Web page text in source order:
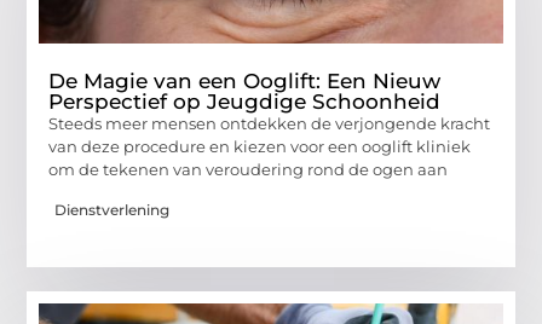
De Magie van een Ooglift: Een Nieuw
Perspectief op Jeugdige Schoonheid
Steeds meer mensen ontdekken de verjongende kracht
van deze procedure en kiezen voor een ooglift kliniek
om de tekenen van veroudering rond de ogen aan
Dienstverlening